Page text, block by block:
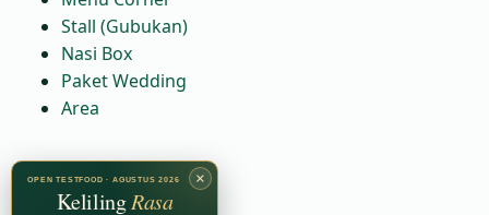
Stall (Gubukan)
Nasi Box
Paket Wedding
Area
Kontak
6281230081664
×
OPEN TESTFOOD · AGUSTUS 2026
KelilingRasa